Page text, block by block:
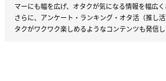
マーにも幅を広げ、オタクが気になる情報を幅広く
さらに、アンケート・ランキング・オタ活（推し
タクがワクワク楽しめるようなコンテンツも発信し